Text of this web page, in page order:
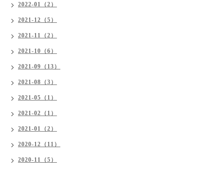
2022-01（2）
2021-12（5）
2021-11（2）
2021-10（6）
2021-09（13）
2021-08（3）
2021-05（1）
2021-02（1）
2021-01（2）
2020-12（11）
2020-11（5）